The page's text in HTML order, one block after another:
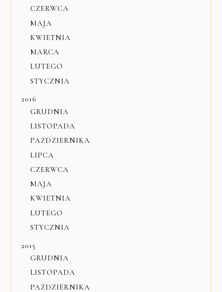
CZERWCA
MAJA
KWIETNIA
MARCA
LUTEGO
STYCZNIA
2016
GRUDNIA
LISTOPADA
PAŹDZIERNIKA
LIPCA
CZERWCA
MAJA
KWIETNIA
LUTEGO
STYCZNIA
2015
GRUDNIA
LISTOPADA
PAŹDZIERNIKA